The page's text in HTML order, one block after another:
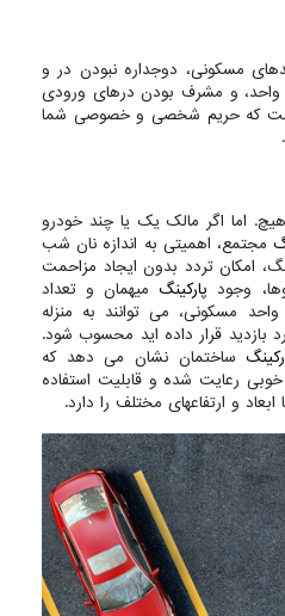
مسکونی، دوجداره نبودن در و
واحد، و مشرف بودن درهای ورودی
است که حریم شخصی و خصوصی شما
اما اگر مالک یک یا چند خودرو
مجتمع، اهمیتی به اندازه نان شب
امکان تردد بدون ایجاد مزاحمت
وجود پارکینگ میهمان و تعداد
مسکونی، می توانند به منزله
بازدید قرار داده اید محسوب شود.
ساختمان نشان می دهد که
رعایت شده و قابلیت استفاده
و ارتفاعهای مختلف را دارد.